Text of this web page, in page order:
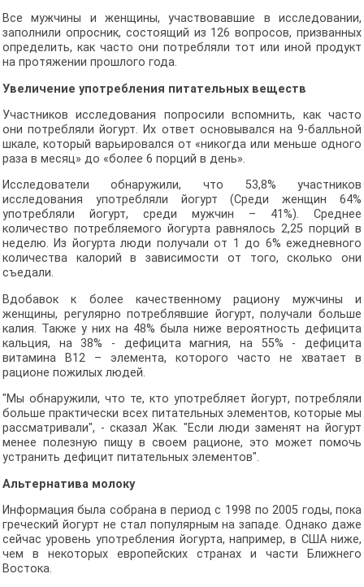
Все мужчины и женщины, участвовавшие в исследовании,
заполнили опросник, состоящий из 126 вопросов, призванных
определить, как часто они потребляли тот или иной продукт
на протяжении прошлого года.
Увеличение употребления питательных веществ
Участников исследования попросили вспомнить, как часто
они потребляли йогурт. Их ответ основывался на 9-балльной
шкале, который варьировался от «никогда или меньше одного
раза в месяц» до «более 6 порций в день».
Исследователи обнаружили, что 53,8% участников
исследования употребляли йогурт (Среди женщин 64%
употребляли йогурт, среди мужчин – 41%). Среднее
количество потребляемого йогурта равнялось 2,25 порций в
неделю. Из йогурта люди получали от 1 до 6% ежедневного
количества калорий в зависимости от того, сколько они
съедали.
Вдобавок к более качественному рациону мужчины и
женщины, регулярно потреблявшие йогурт, получали больше
калия. Также у них на 48% была ниже вероятность дефицита
кальция, на 38% - дефицита магния, на 55% - дефицита
витамина В12 – элемента, которого часто не хватает в
рационе пожилых людей.
"Мы обнаружили, что те, кто употребляет йогурт, потребляли
больше практически всех питательных элементов, которые мы
рассматривали", - сказал Жак. "Если люди заменят на йогурт
менее полезную пищу в своем рационе, это может помочь
устранить дефицит питательных элементов".
Альтернатива молоку
Информация была собрана в период с 1998 по 2005 годы, пока
греческий йогурт не стал популярным на западе. Однако даже
сейчас уровень употребления йогурта, например, в США ниже,
чем в некоторых европейских странах и части Ближнего
Востока.